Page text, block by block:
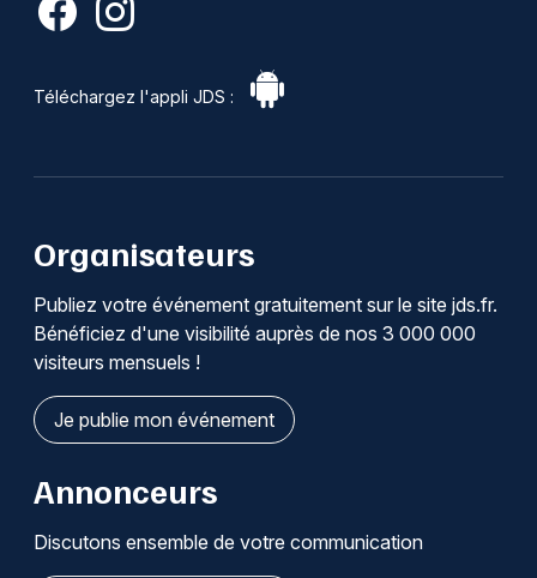
Téléchargez l'appli JDS :
Organisateurs
Publiez votre événement gratuitement sur le site jds.fr.
Bénéficiez d'une visibilité auprès de nos 3 000 000
visiteurs mensuels !
Je publie mon événement
Annonceurs
Discutons ensemble de votre communication